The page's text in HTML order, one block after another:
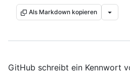
Als Markdown kopieren
GitHub schreibt ein Kennwort